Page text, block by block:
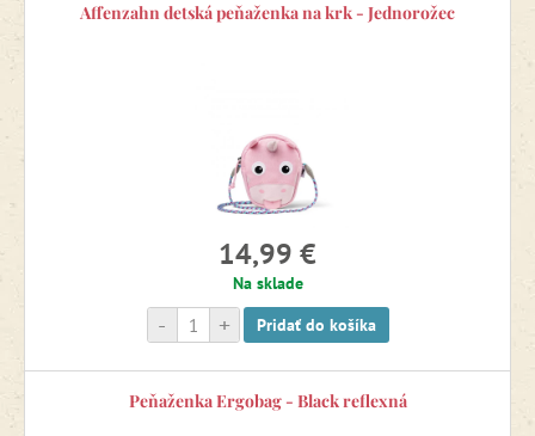
Affenzahn detská peňaženka na krk - Jednorožec
14,99 €
Na sklade
+
- Pridať do košíka
Peňaženka Ergobag - Black reflexná